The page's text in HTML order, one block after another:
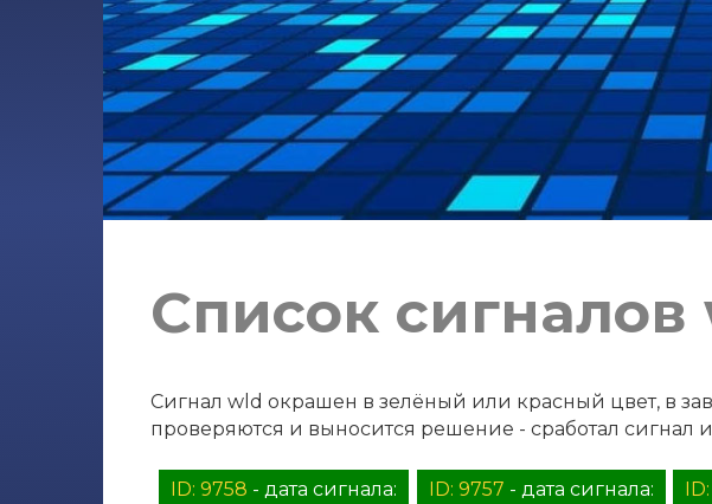
Список сигналов
Сигнал wld окрашен в зелёный или красный цвет, в
проверяются и выносится решение - сработал сигнал
ID: 9758 - дата сигнала:
ID: 9757 - дата сигнала: